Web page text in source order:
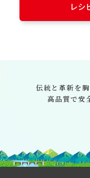
レシ
伝統と革新を胸
高品質で安